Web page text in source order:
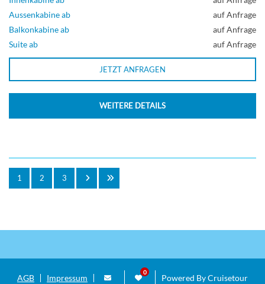
Aussenkabine ab
auf Anfrage
Balkonkabine ab
auf Anfrage
Suite ab
auf Anfrage
JETZT ANFRAGEN
WEITERE DETAILS
1 2 3
AGB Impressum Powered By Cruisetour